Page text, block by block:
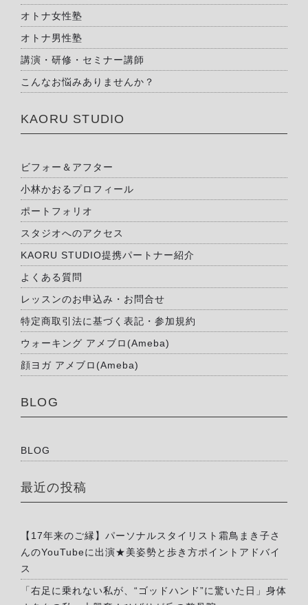
オトナ女性塾
オトナ男性塾
講演・研修・セミナー講師
こんなお悩みありませんか？
KAORU STUDIO
ビフォー＆アフター
小林かおるプロフィール
ポートフォリオ
スタジオへのアクセス
KAORU STUDIO提携パートナー紹介
よくある質問
レッスンのお申込み・お問合せ
特定商取引法に基づく表記・参加規約
ウォーキング アメブロ(Ameba)
顔ヨガ アメブロ(Ameba)
BLOG
BLOG
最近の投稿
【17年来のご縁】パーソナルスタイリスト霜鳥まき子さ
んのYouTubeに出演★美姿勢と歩き方ポイントアドバイ
ス
「右足に乗れない私が、“ゴッドハンド”に驚いた日」身体